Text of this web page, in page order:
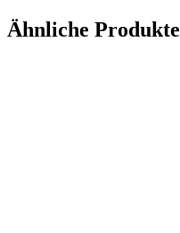
Ähnliche Produkte